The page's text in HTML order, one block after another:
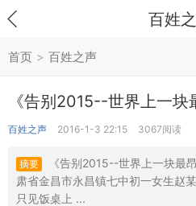
百姓
首页 > 百姓之声
《告别2015--世界上一块
百姓之声 2016-1-3 22:15 3067阅读
摘要
《告别2015--世界上一块最
肃省金昌市永昌镇七中初一女生赵
只见饭桌上 ...